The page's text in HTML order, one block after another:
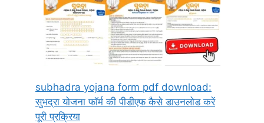
subhadra yojana form pdf download:
सुभद्रा योजना फॉर्म की पीडीएफ कैसे डाउनलोड करें
पूरी प्रक्रिया